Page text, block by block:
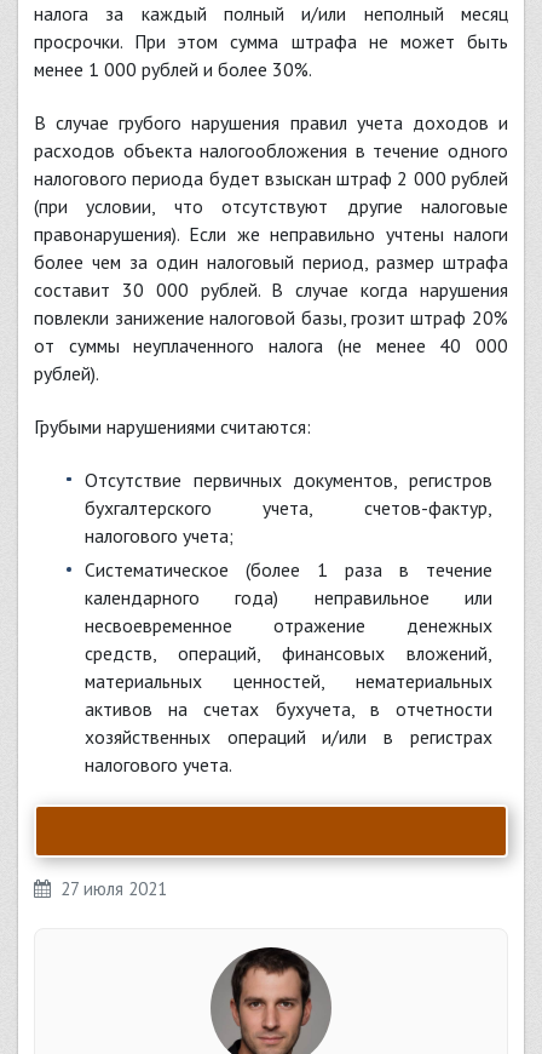
налога за каждый полный и/или неполный месяц
просрочки. При этом сумма штрафа не может быть
менее 1 000 рублей и более 30%.
В случае грубого нарушения правил учета доходов и
расходов объекта налогообложения в течение одного
налогового периода будет взыскан штраф 2 000 рублей
(при условии, что отсутствуют другие налоговые
правонарушения). Если же неправильно учтены налоги
более чем за один налоговый период, размер штрафа
составит 30 000 рублей. В случае когда нарушения
повлекли занижение налоговой базы, грозит штраф 20%
от суммы неуплаченного налога (не менее 40 000
рублей).
Грубыми нарушениями считаются:
отсутствие первичных документов, регистров
бухгалтерского учета, счетов-фактур,
налогового учета;
систематическое (более 1 раза в течение
календарного года) неправильное или
несвоевременное отражение денежных
средств, операций, финансовых вложений,
материальных ценностей, нематериальных
активов на счетах бухучета, в отчетности
хозяйственных операций и/или в регистрах
налогового учета.
27 июля 2021